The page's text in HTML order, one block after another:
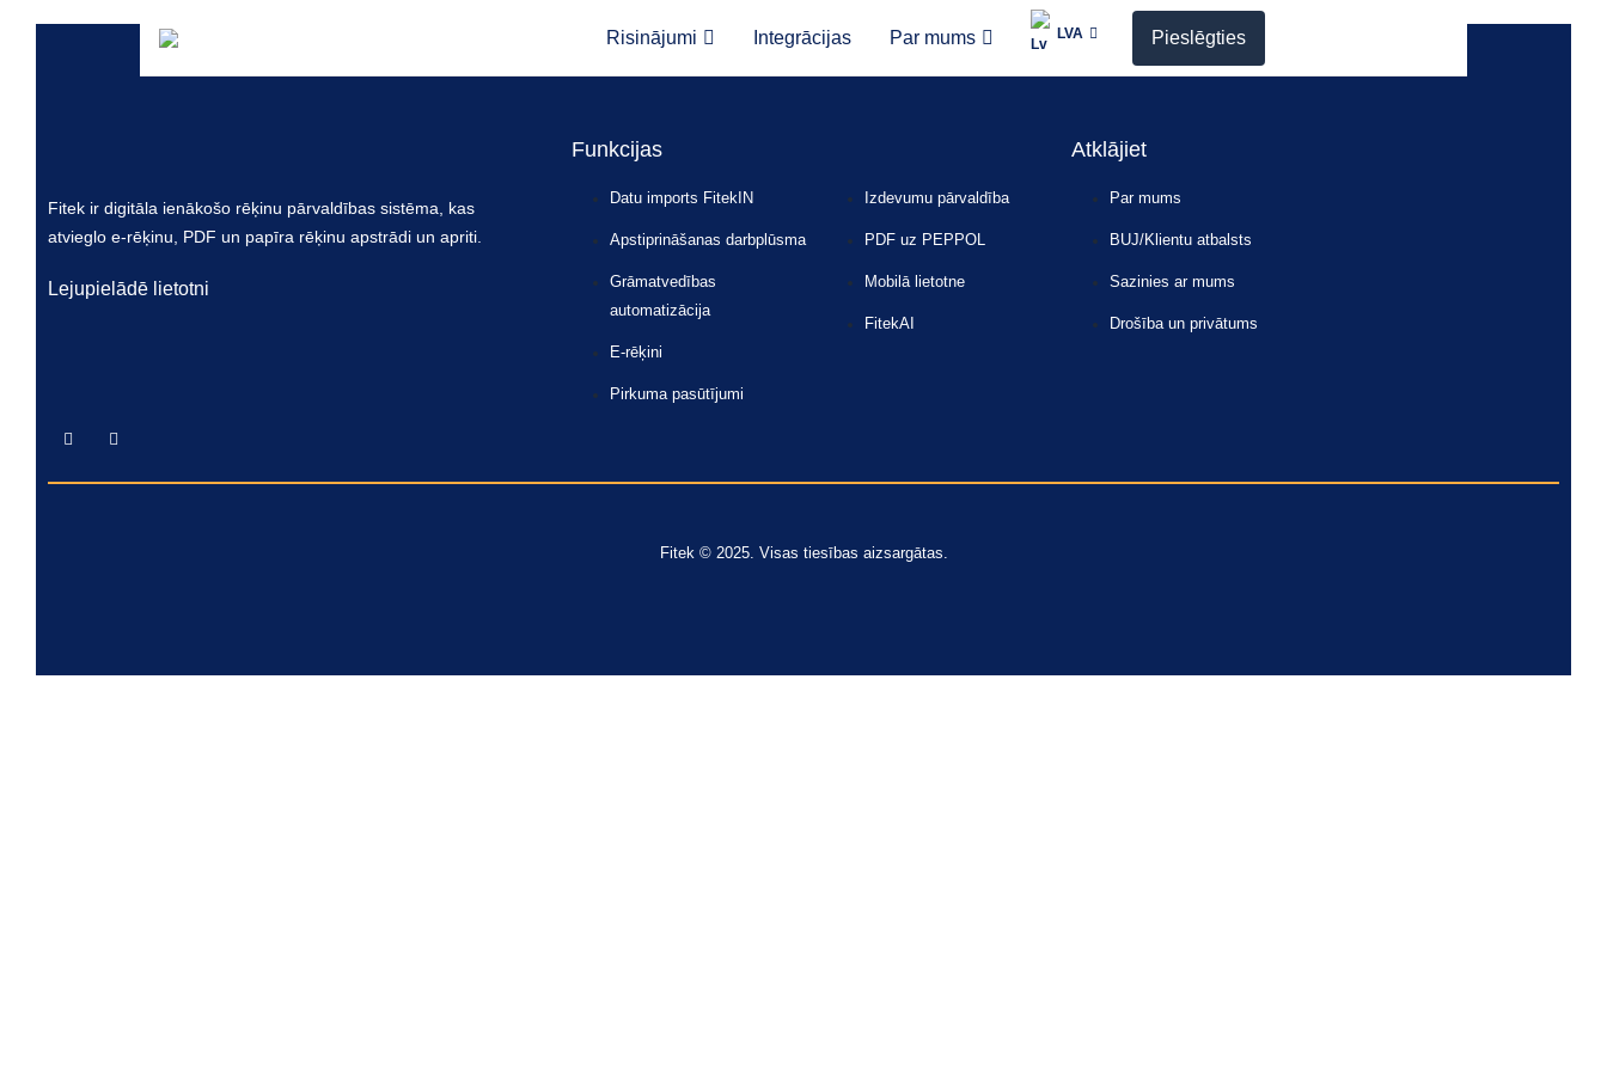
Risinājumi Integrācijas Par mums LVA Pieslēgties
Fitek ir digitāla ienākošo rēķinu pārvaldības sistēma, kas
atvieglo e-rēķinu, PDF un papīra rēķinu apstrādi un apriti.
Lejupielādē lietotni
Funkcijas
Datu imports FitekIN
Apstiprināšanas darbplūsma
Grāmatvedības
automatizācija
E-rēķini
Pirkuma pasūtījumi
Izdevumu pārvaldība
PDF uz PEPPOL
Mobilā lietotne
FitekAI
Atklājiet
Par mums
BUJ/Klientu atbalsts
Sazinies ar mums
Drošība un privātums
Fitek © 2025. Visas tiesības aizsargātas.